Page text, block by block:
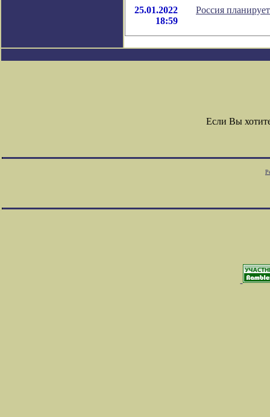
25.01.2022
18:59
Россия
Если Вы